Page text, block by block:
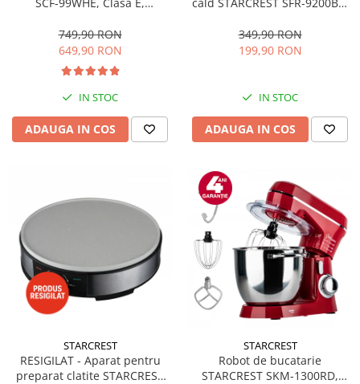
convertibil - functie frigider,
Termostat reglabil, Alb
749,90 RON
649,90 RON
IN STOC
ADAUGA IN COS
Termostat 80 - 200 °C, 8
programe predefinite, Negru
349,90 RON
199,90 RON
IN STOC
ADAUGA IN COS
STARCREST
RESIGILAT - Aparat pentru
preparat clatite STARCREST
STARCREST
Robot de bucatarie
STARCREST SKM-1300RD,